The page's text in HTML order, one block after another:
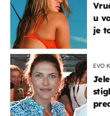
u
je
EVO